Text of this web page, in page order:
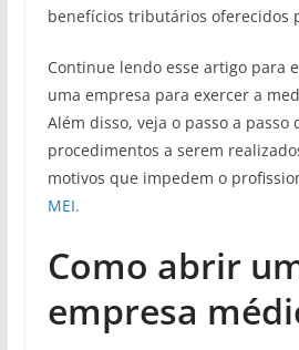
benefícios tributários oferecidos
Continue lendo esse artigo para
uma empresa para exercer a
Além disso, veja o passo a passo
procedimentos a serem
motivos que impedem o
MEI.
Como abrir
empresa